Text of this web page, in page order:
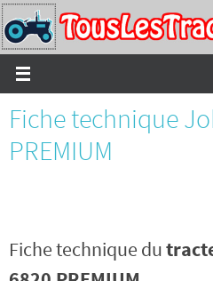
Passer
vers
le
contenu
Fiche technique
PREMIUM
Fiche technique du